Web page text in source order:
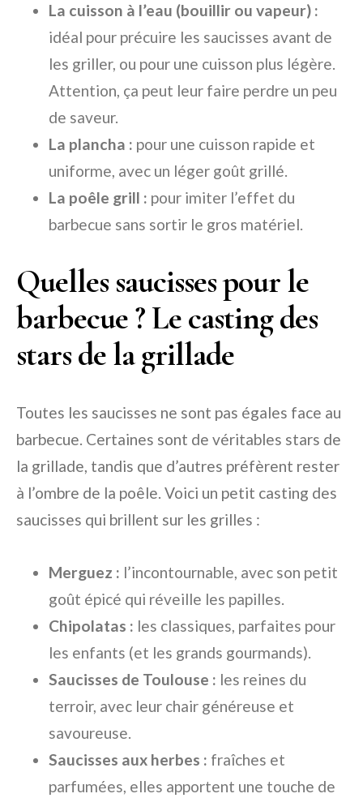
La cuisson à l’eau (bouillir ou vapeur) :
idéal pour précuire les saucisses avant de
les griller, ou pour une cuisson plus légère.
Attention, ça peut leur faire perdre un peu
de saveur.
La plancha : pour une cuisson rapide et
uniforme, avec un léger goût grillé.
La poêle grill : pour imiter l’effet du
barbecue sans sortir le gros matériel.
Quelles saucisses pour le
barbecue ? Le casting des
stars de la grillade
Toutes les saucisses ne sont pas égales face au
barbecue. Certaines sont de véritables stars de
la grillade, tandis que d’autres préfèrent rester
à l’ombre de la poêle. Voici un petit casting des
saucisses qui brillent sur les grilles :
Merguez : l’incontournable, avec son petit
goût épicé qui réveille les papilles.
Chipolatas : les classiques, parfaites pour
les enfants (et les grands gourmands).
Saucisses de Toulouse : les reines du
terroir, avec leur chair généreuse et
savoureuse.
Saucisses aux herbes : fraîches et
parfumées, elles apportent une touche de